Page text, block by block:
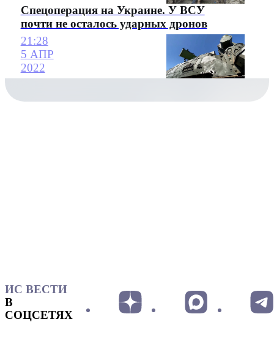
Спецоперация на Украине. У ВСУ
почти не осталось ударных дронов
21:28
5 АПР
2022
ИС ВЕСТИ
В
СОЦСЕТЯХ